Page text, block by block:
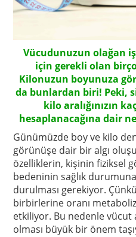
Vücudunuzun olağan
için gerekli olan
Kilonuzun boyunuza
da bunlardan biri! Peki,
kilo aralığınızın
hesaplanacağına dair
Günümüzde boy ve kilo
görünüşe dair bir algı
özelliklerin, kişinin fiziksel
bedeninin sağlık
durulması gerekiyor.
birbirlerine oranı
etkiliyor. Bu nedenle vücut
olması büyük bir önem